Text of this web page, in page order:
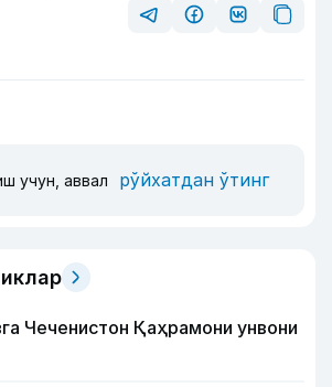
учун, аввал рўйхатдан ўтинг
Чеченистон Қаҳрамони унвони